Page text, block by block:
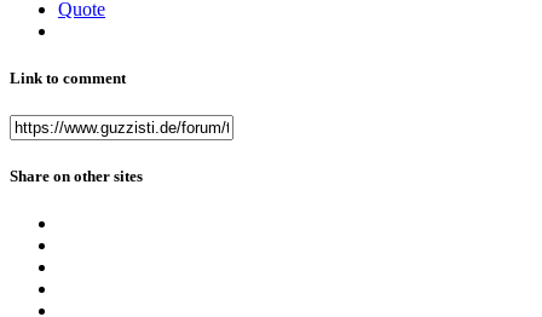
Quote
Link to comment
Share on other sites